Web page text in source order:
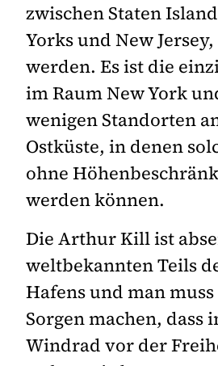
zwischen Staten
Yorks und New
werden. Es ist die
im Raum New York
wenigen Standorten
Ostküste, in denen
ohne
werden können.
Die Arthur Kill ist
weltbekannten Teils
Hafens und man
Sorgen machen, dass
Windrad vor der